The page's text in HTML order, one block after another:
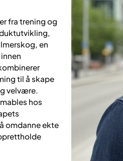
fra trening og
en
til å skape
velvære.
hos
omdanne ekte